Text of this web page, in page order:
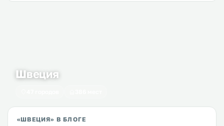
Швеция
«ШВЕЦИЯ» В БЛОГЕ